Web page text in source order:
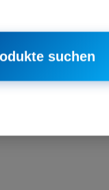
suchen